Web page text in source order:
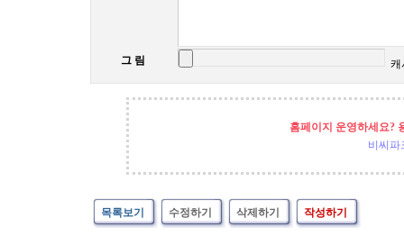
그 림 캐
홈페이지 운영하세요?
비씨파
목록보기 수정하기 삭제하기 작성하기